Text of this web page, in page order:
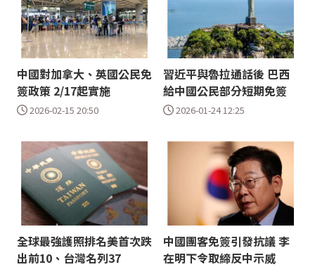
中國對加拿大、英國公民免
簽政策 2/17起實施
2026-02-15 20:50
習近平與魯拉通話後 巴西
給中國公民部分短期免簽
2026-01-24 12:25
全球最強護照排名美首次跌
出前10、台灣名列37
中國團客免簽引發抗議 李
在明下令取締反中示威